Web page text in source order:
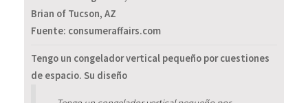
Brian of Tucson, AZ
Fuente: consumeraffairs.com
Tengo un congelador vertical pequeño por cuestiones
de espacio. Su diseño